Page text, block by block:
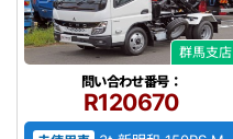
群馬支店
問い合わせ番号：
R120670